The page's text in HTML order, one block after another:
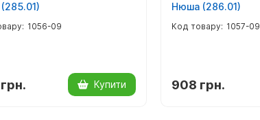
1056-09
Купити
Нюша (286.01)
1057-09
908 грн.